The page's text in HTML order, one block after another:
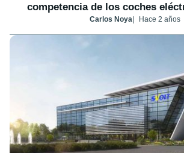
competencia de los coches
Carlos Noya Hace 2 años